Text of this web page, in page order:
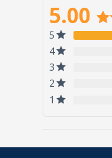
5.00
5
4
3
2
1